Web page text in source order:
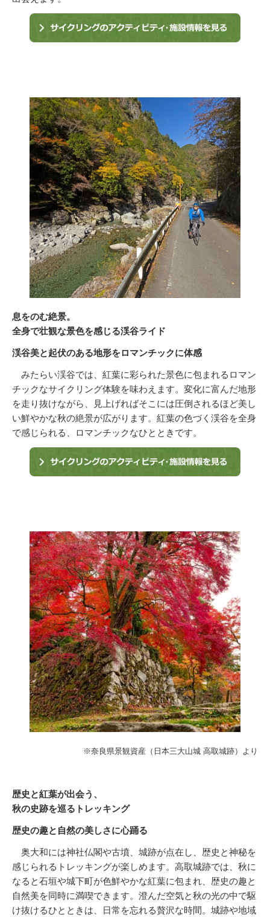
息をのむ絶景。
全身で壮観な景色を感じる渓谷ライド
渓谷美と起伏のある地形をロマンチックに体感
みたらい渓谷では、紅葉に彩られた景色に包まれるロマン
チックなサイクリング体験を味わえます。変化に富んだ地形
を走り抜けながら、見上げればそこには圧倒されるほど美し
い鮮やかな秋の絶景が広がります。紅葉の色づく渓谷を全身
で感じられる、ロマンチックなひとときです。
※奈良県景観資産（日本三大山城 高取城跡）より
歴史と紅葉が出会う、
秋の史跡を巡るトレッキング
歴史の趣と自然の美しさに心踊る
奥大和には神社仏閣や古墳、城跡が点在し、歴史と神秘を
感じられるトレッキングが楽しめます。高取城跡では、秋に
なると石垣や城下町が色鮮やかな紅葉に包まれ、歴史の趣と
自然美を同時に満喫できます。澄んだ空気と秋の光の中で駆
け抜けるひとときは、日常を忘れる贅沢な時間。城跡や地域